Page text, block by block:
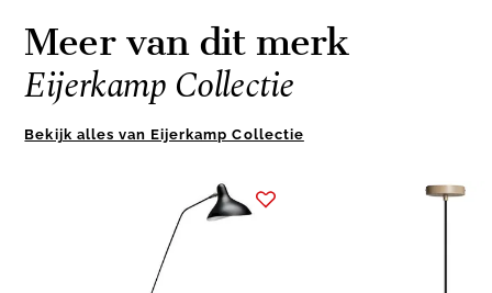
Meer van dit merk
Eijerkamp Collectie
Bekijk alles van Eijerkamp Collectie